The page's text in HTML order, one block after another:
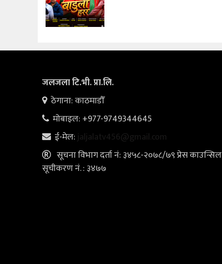
जलजला टि.भी. प्रा.लि.
ठेगाना: काठमाडौँ
मोबाइल: +977-9749344645
ई-मेल: jaljalatv456@gmail.com
सूचना विभाग दर्ता नं: ३४५८-२०७८/७९ प्रेस काउन्सिल
सूचीकरण नं. : ३४७७